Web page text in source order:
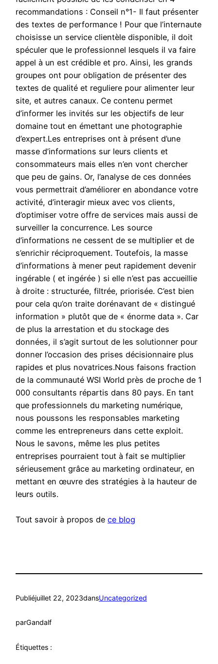
recommandations : Conseil n°1- Il faut présenter
des textes de performance ! Pour que l’internaute
choisisse un service clientèle disponible, il doit
spéculer que le professionnel lesquels il va faire
appel à un est crédible et pro. Ainsi, les grands
groupes ont pour obligation de présenter des
textes de qualité et reguliere pour alimenter leur
site, et autres canaux. Ce contenu permet
d’informer les invités sur les objectifs de leur
domaine tout en émettant une photographie
d’expert.Les entreprises ont à présent d’une
masse d’informations sur leurs clients et
consommateurs mais elles n’en vont chercher
que peu de gains. Or, l’analyse de ces données
vous permettrait d’améliorer en abondance votre
activité, d’interagir mieux avec vos clients,
d’optimiser votre offre de services mais aussi de
surveiller la concurrence. Les source
d’informations ne cessent de se multiplier et de
s’enrichir réciproquement. Toutefois, la masse
d’informations à mener peut rapidement devenir
ingérable ( et ingérée ) si elle n’est pas accueillie
à droite : structurée, filtrée, priorisée. C’est bien
pour cela qu’on traite dorénavant de « distingué
information » plutôt que de « énorme data ». Car
de plus la arrestation et du stockage des
données, il s’agit surtout de les solutionner pour
donner l’occasion des prises décisionnaire plus
rapides et plus novatrices.Nous faisons fraction
de la communauté WSI World près de proche de 1
000 consultants répartis dans 80 pays. En tant
que professionnels du marketing numérique,
nous poussons les responsables marketing
comme les entrepreneurs dans cette exploit.
Nous le savons, même les plus petites
entreprises pourraient tout à fait se multiplier
sérieusement grâce au marketing ordinateur, en
mettant en œuvre des stratégies à la hauteur de
leurs outils.
Tout savoir à propos de ce blog
Publiéjuillet 22, 2023dansUncategorized
parGandalf
Étiquettes :